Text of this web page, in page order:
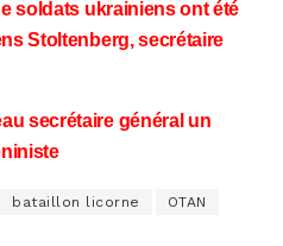
soldats ukrainiens ont été
Stoltenberg, secrétaire
secrétaire général un
bataillon licorne OTAN